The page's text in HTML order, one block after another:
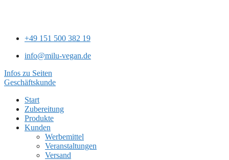
+49 151 500 382 19
info@milu-vegan.de
Infos zu Seiten
Geschäftskunde
Start
Zubereitung
Produkte
Kunden
Werbemittel
Veranstaltungen
Versand